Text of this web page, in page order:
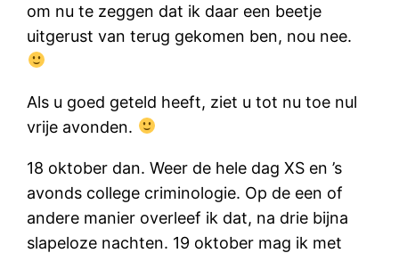
om nu te zeggen dat ik daar een beetje
uitgerust van terug gekomen ben, nou nee.
Als u goed geteld heeft, ziet u tot nu toe nul
vrije avonden.
18 oktober dan. Weer de hele dag XS en ’s
avonds college criminologie. Op de een of
andere manier overleef ik dat, na drie bijna
slapeloze nachten. 19 oktober mag ik met